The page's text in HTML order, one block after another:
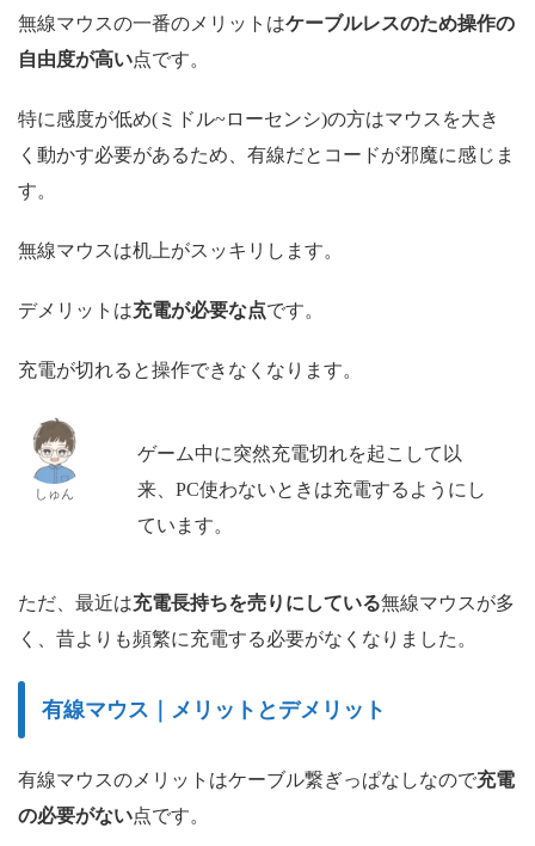
無線マウスの一番のメリットはケーブルレスのため操作の
自由度が高い点です。
特に感度が低め(ミドル~ローセンシ)の方はマウスを大き
く動かす必要があるため、有線だとコードが邪魔に感じま
す。
無線マウスは机上がスッキリします。
デメリットは充電が必要な点です。
充電が切れると操作できなくなります。
しゅん
ゲーム中に突然充電切れを起こして以
来、PC使わないときは充電するようにし
ています。
ただ、最近は充電長持ちを売りにしている無線マウスが多
く、昔よりも頻繁に充電する必要がなくなりました。
有線マウス｜メリットとデメリット
有線マウスのメリットはケーブル繋ぎっぱなしなので充電
の必要がない点です。